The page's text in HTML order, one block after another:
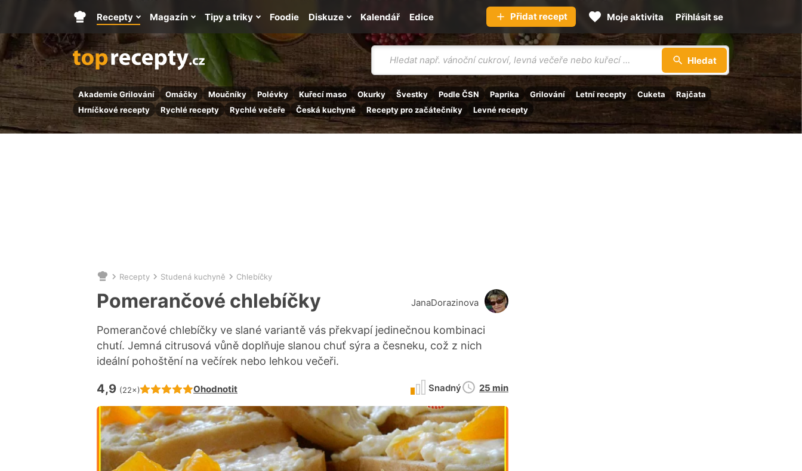
Vyhledávání
Hledat
Akademie Grilování Omáčky Moučníky Polévky Kuřecí maso Okurky Švestky Podle ČSN Paprika Grilování Letní recepty Cuketa
Rajčata
Hrníčkové recepty
Rychlé recepty Rychlé večeře Česká kuchyně Recepty pro začátečníky Levné recepty
Hlavní
stránka
Recepty Magazín Tipy a triky Kalendář
Foodie Diskuze Edice Přidat recept Moje aktivita Přihlásit se
Nacházíte
se
zde:
Recepty Studená kuchyně Chlebíčky
Pomerančové chlebíčky
Pomerančové chlebíčky ve slané variantě vás překvapí jedinečnou kombinaci
chutí. Jemná citrusová vůně doplňuje slanou chuť sýra a česneku, což z nich
ideální pohoštění na večírek nebo lehkou večeři.
Hodnocení receptu je
4,9 (22×) Ohodnotit
JanaDorazinova
Snadný
Doba
25 min